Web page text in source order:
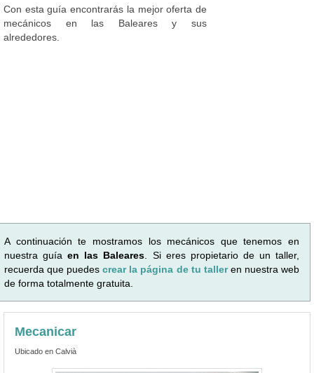
Con esta guía encontrarás la mejor oferta de
mecánicos en las Baleares y sus
alrededores.
A continuación te mostramos los mecánicos que tenemos en
nuestra guíaen las Baleares . Si eres propietario de un taller,
recuerda que puedescrear la página de tu talleren nuestra web
de forma totalmente gratuita.
Mecanicar
Ubicado en Calvià